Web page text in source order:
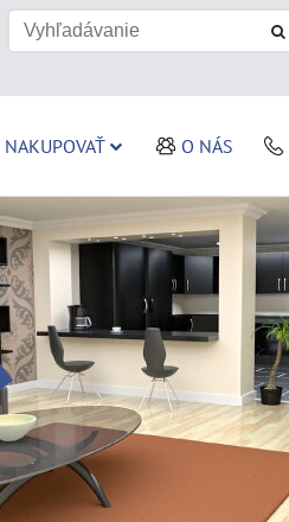
NAKUPOVAŤ O NÁS